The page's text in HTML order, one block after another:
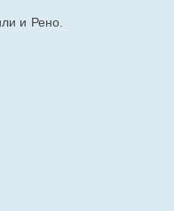
и Рено.